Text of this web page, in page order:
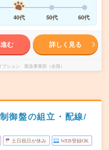
40代 50代 60代
む 詳しく見る
プション 製造事業部（全国）
御盤の組立・配線/
土日祝日が休み WEB登録OK